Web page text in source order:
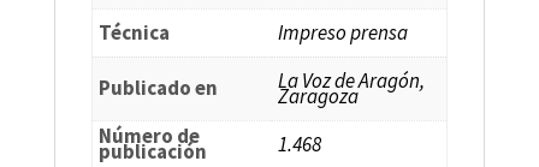
Técnica
Impreso prensa
Publicado en La Voz de Aragón,
Zaragoza
Número de
publicación
1.468